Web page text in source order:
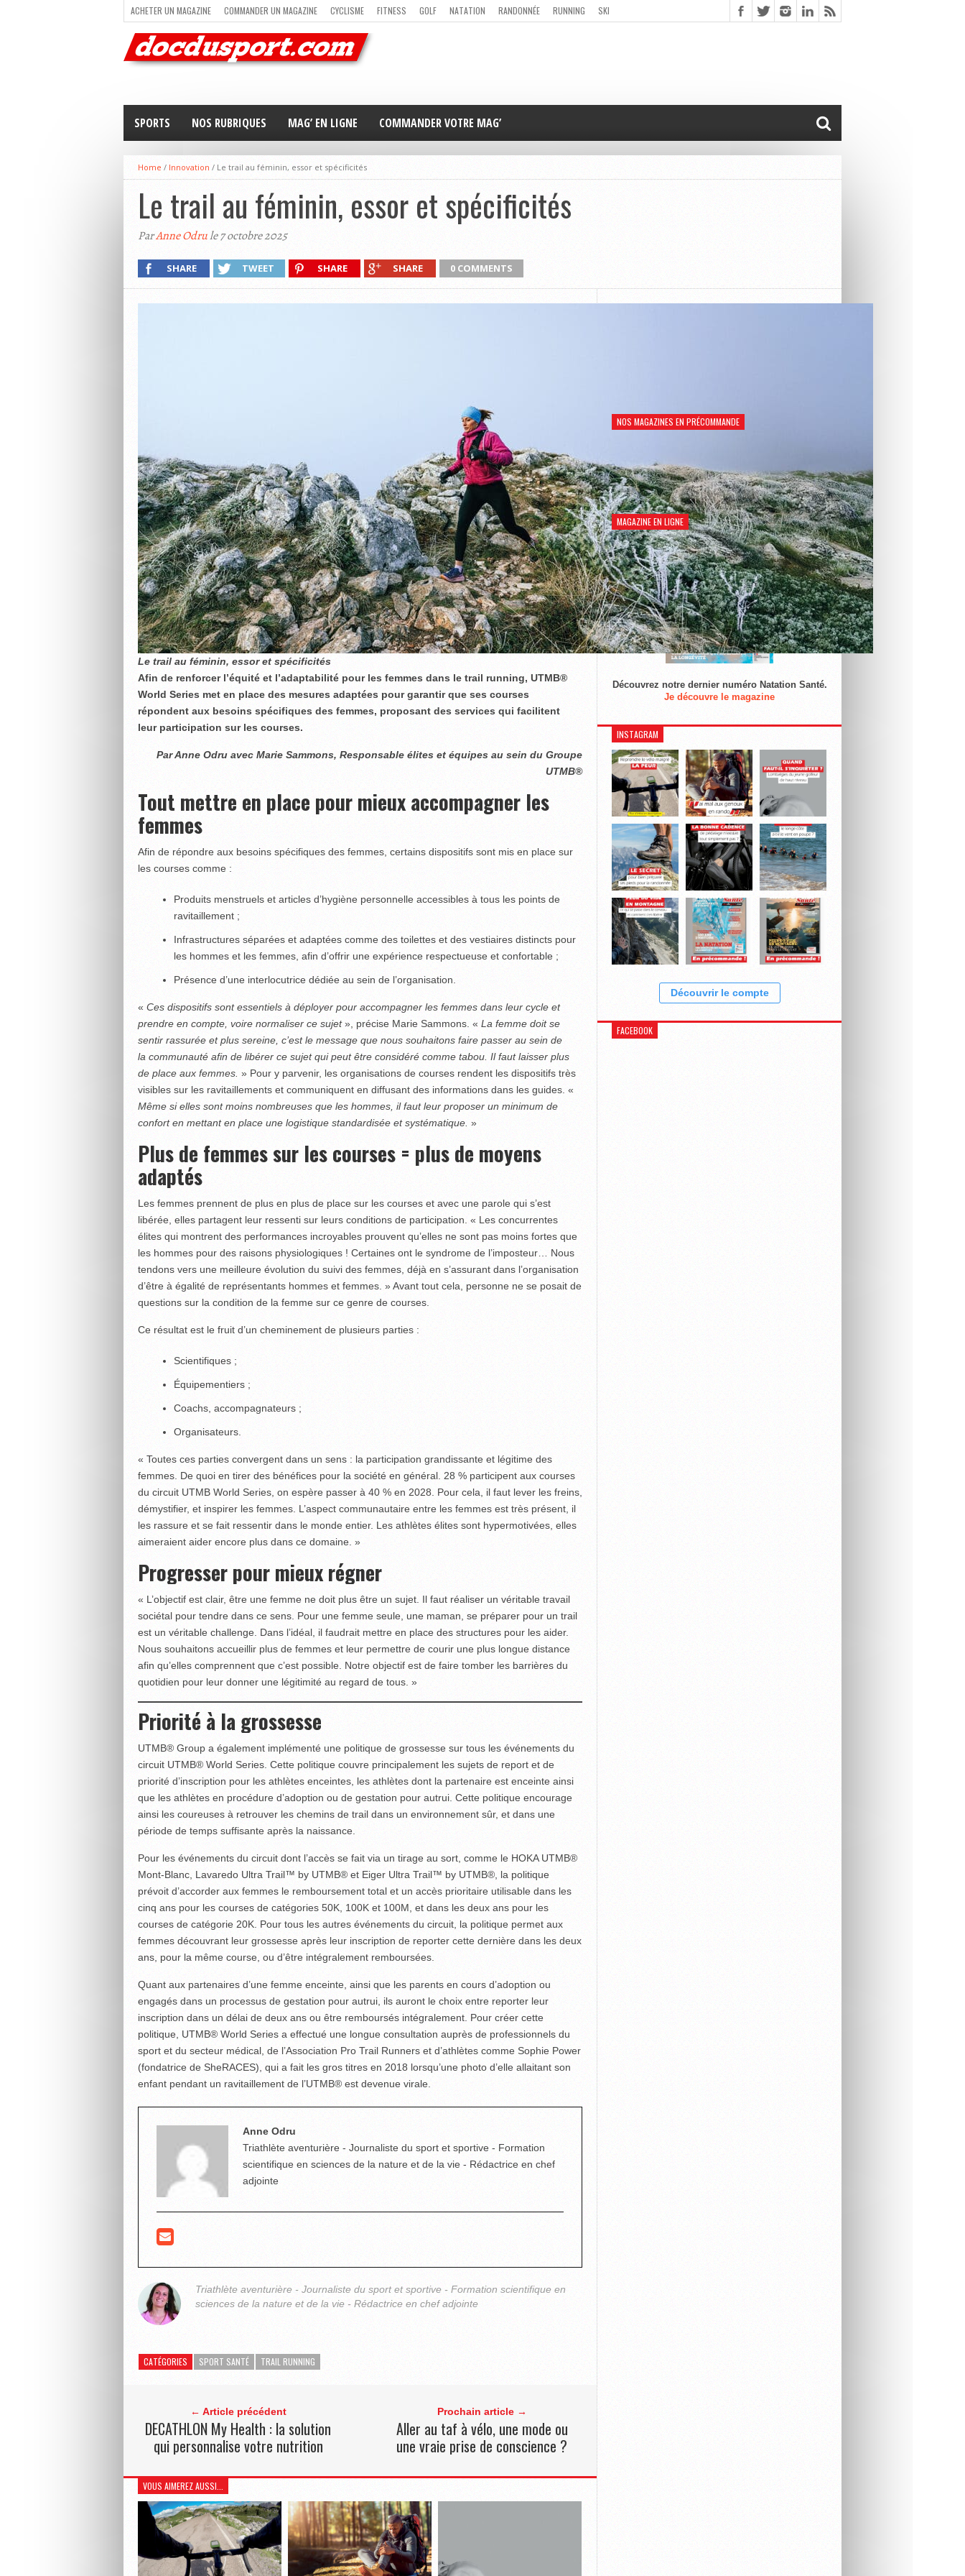
ACHETER UN MAGAZINE COMMANDER UN MAGAZINE CYCLISME FITNESS GOLF NATATION RANDONNÉE RUNNING
SKI
TRAIL RUNNING
TRIATHLON VOILE NEWSLETTER MAG’ EN LIGNE
SPORTS NOS RUBRIQUES MAG’ EN LIGNE COMMANDER VOTRE MAG’
Home / Innovation / Le trail au féminin, essor et spécificités
Le trail au féminin, essor et spécificités
ParAnne Odrule 7 octobre 2025
SHARE TWEET SHARE SHARE 0 COMMENTS
Le trail au féminin, essor et spécificités
Afin de renforcer l’équité et l’adaptabilité pour les femmes dans le trail running, UTMB®
World Series met en place des mesures adaptées pour garantir que ses courses
répondent aux besoins spécifiques des femmes, proposant des services qui facilitent
leur participation sur les courses.
Par Anne Odru avec Marie Sammons, Responsable élites et équipes au sein du Groupe
UTMB®
Tout mettre en place pour mieux accompagner les
femmes
Afin de répondre aux besoins spécifiques des femmes, certains dispositifs sont mis en place sur
les courses comme :
Produits menstruels et articles d’hygiène personnelle accessibles à tous les points de
ravitaillement ;
Infrastructures séparées et adaptées comme des toilettes et des vestiaires distincts pour
les hommes et les femmes, afin d’offrir une expérience respectueuse et confortable ;
Présence d’une interlocutrice dédiée au sein de l’organisation.
« Ces dispositifs sont essentiels à déployer pour accompagner les femmes dans leur cycle et
prendre en compte, voire normaliser ce sujet», précise Marie Sammons. « La femme doit se
sentir rassurée et plus sereine, c’est le message que nous souhaitons faire passer au sein de
la communauté afin de libérer ce sujet qui peut être considéré comme tabou. Il faut laisser plus
de place aux femmes. » Pour y parvenir, les organisations de courses rendent les dispositifs très
visibles sur les ravitaillements et communiquent en diffusant des informations dans les guides. «
Même si elles sont moins nombreuses que les hommes, il faut leur proposer un minimum de
confort en mettant en place une logistique standardisée et systématique. »
Plus de femmes sur les courses = plus de moyens
adaptés
Les femmes prennent de plus en plus de place sur les courses et avec une parole qui s’est
libérée, elles partagent leur ressenti sur leurs conditions de participation. « Les concurrentes
élites qui montrent des performances incroyables prouvent qu’elles ne sont pas moins fortes que
les hommes pour des raisons physiologiques ! Certaines ont le syndrome de l’imposteur… Nous
tendons vers une meilleure évolution du suivi des femmes, déjà en s’assurant dans l’organisation
d’être à égalité de représentants hommes et femmes. » Avant tout cela, personne ne se posait de
questions sur la condition de la femme sur ce genre de courses.
Ce résultat est le fruit d’un cheminement de plusieurs parties :
Scientifiques ;
Équipementiers ;
Coachs, accompagnateurs ;
Organisateurs.
« Toutes ces parties convergent dans un sens : la participation grandissante et légitime des
femmes. De quoi en tirer des bénéfices pour la société en général. 28 % participent aux courses
du circuit UTMB World Series, on espère passer à 40 % en 2028. Pour cela, il faut lever les freins,
démystifier, et inspirer les femmes. L’aspect communautaire entre les femmes est très présent, il
les rassure et se fait ressentir dans le monde entier. Les athlètes élites sont hypermotivées, elles
aimeraient aider encore plus dans ce domaine. »
Progresser pour mieux régner
« L’objectif est clair, être une femme ne doit plus être un sujet. Il faut réaliser un véritable travail
sociétal pour tendre dans ce sens. Pour une femme seule, une maman, se préparer pour un trail
est un véritable challenge. Dans l’idéal, il faudrait mettre en place des structures pour les aider.
Nous souhaitons accueillir plus de femmes et leur permettre de courir une plus longue distance
afin qu’elles comprennent que c’est possible. Notre objectif est de faire tomber les barrières du
quotidien pour leur donner une légitimité au regard de tous. »
Priorité à la grossesse
UTMB® Group a également implémenté une politique de grossesse sur tous les événements du
circuit UTMB® World Series. Cette politique couvre principalement les sujets de report et de
priorité d’inscription pour les athlètes enceintes, les athlètes dont la partenaire est enceinte ainsi
que les athlètes en procédure d’adoption ou de gestation pour autrui. Cette politique encourage
ainsi les coureuses à retrouver les chemins de trail dans un environnement sûr, et dans une
période de temps suffisante après la naissance.
Pour les événements du circuit dont l’accès se fait via un tirage au sort, comme le HOKA UTMB®
Mont-Blanc, Lavaredo Ultra Trail™ by UTMB® et Eiger Ultra Trail™ by UTMB®, la politique
prévoit d’accorder aux femmes le remboursement total et un accès prioritaire utilisable dans les
cinq ans pour les courses de catégories 50K, 100K et 100M, et dans les deux ans pour les
courses de catégorie 20K. Pour tous les autres événements du circuit, la politique permet aux
femmes découvrant leur grossesse après leur inscription de reporter cette dernière dans les deux
ans, pour la même course, ou d’être intégralement remboursées.
Quant aux partenaires d’une femme enceinte, ainsi que les parents en cours d’adoption ou
engagés dans un processus de gestation pour autrui, ils auront le choix entre reporter leur
inscription dans un délai de deux ans ou être remboursés intégralement. Pour créer cette
politique, UTMB® World Series a effectué une longue consultation auprès de professionnels du
sport et du secteur médical, de l’Association Pro Trail Runners et d’athlètes comme Sophie Power
(fondatrice de SheRACES), qui a fait les gros titres en 2018 lorsqu’une photo d’elle allaitant son
enfant pendant un ravitaillement de l’UTMB® est devenue virale.
Anne Odru
Triathlète aventurière - Journaliste du sport et sportive - Formation
scientifique en sciences de la nature et de la vie - Rédactrice en chef
adjointe
Triathlète aventurière - Journaliste du sport et sportive - Formation scientifique en
sciences de la nature et de la vie - Rédactrice en chef adjointe
CATÉGORIES SPORT SANTÉ TRAIL RUNNING
← Article précédent
DECATHLON My Health : la solution
qui personnalise votre nutrition
Prochain article →
Aller au taf à vélo, une mode ou
une vraie prise de conscience ?
VOUS AIMEREZ AUSSI...
NOS MAGAZINES EN PRÉCOMMANDE
MAGAZINE EN LIGNE
Découvrez notre dernier numéro Natation Santé.
Je découvre le magazine
INSTAGRAM
Découvrir le compte
FACEBOOK